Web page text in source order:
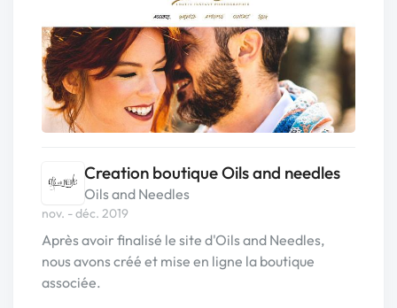
Creation boutique Oils and needles
Oils and Needles
nov. - déc. 2019
Après avoir finalisé le site d'Oils and Needles,
nous avons créé et mise en ligne la boutique
associée.